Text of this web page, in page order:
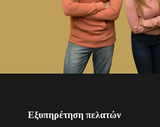
Εξυπηρέτηση πελατών